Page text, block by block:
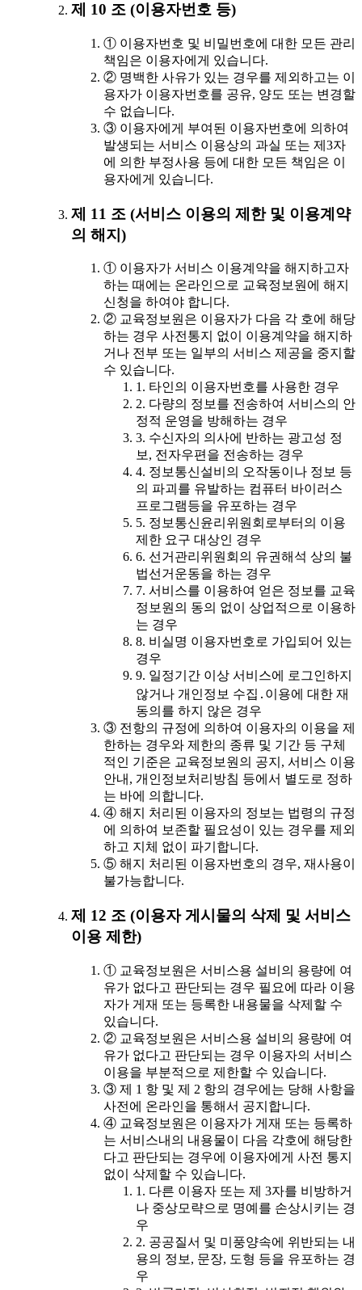
제 10 조 (이용자번호 등)
① 이용자번호 및 비밀번호에 대한 모든 관리
책임은 이용자에게 있습니다.
② 명백한 사유가 있는 경우를 제외하고는 이
용자가 이용자번호를 공유, 양도 또는 변경할
수 없습니다.
③ 이용자에게 부여된 이용자번호에 의하여
발생되는 서비스 이용상의 과실 또는 제3자
에 의한 부정사용 등에 대한 모든 책임은 이
용자에게 있습니다.
제 11 조 (서비스 이용의 제한 및 이용계약
의 해지)
① 이용자가 서비스 이용계약을 해지하고자
하는 때에는 온라인으로 교육정보원에 해지
신청을 하여야 합니다.
② 교육정보원은 이용자가 다음 각 호에 해당
하는 경우 사전통지 없이 이용계약을 해지하
거나 전부 또는 일부의 서비스 제공을 중지할
수 있습니다.
1. 타인의 이용자번호를 사용한 경우
2. 다량의 정보를 전송하여 서비스의 안
정적 운영을 방해하는 경우
3. 수신자의 의사에 반하는 광고성 정
보, 전자우편을 전송하는 경우
4. 정보통신설비의 오작동이나 정보 등
의 파괴를 유발하는 컴퓨터 바이러스
프로그램등을 유포하는 경우
5. 정보통신윤리위원회로부터의 이용
제한 요구 대상인 경우
6. 선거관리위원회의 유권해석 상의 불
법선거운동을 하는 경우
7. 서비스를 이용하여 얻은 정보를 교육
정보원의 동의 없이 상업적으로 이용하
는 경우
8. 비실명 이용자번호로 가입되어 있는
경우
9. 일정기간 이상 서비스에 로그인하지
않거나 개인정보 수집․이용에 대한 재
동의를 하지 않은 경우
③ 전항의 규정에 의하여 이용자의 이용을 제
한하는 경우와 제한의 종류 및 기간 등 구체
적인 기준은 교육정보원의 공지, 서비스 이용
안내, 개인정보처리방침 등에서 별도로 정하
는 바에 의합니다.
④ 해지 처리된 이용자의 정보는 법령의 규정
에 의하여 보존할 필요성이 있는 경우를 제외
하고 지체 없이 파기합니다.
⑤ 해지 처리된 이용자번호의 경우, 재사용이
불가능합니다.
제 12 조 (이용자 게시물의 삭제 및 서비스
이용 제한)
① 교육정보원은 서비스용 설비의 용량에 여
유가 없다고 판단되는 경우 필요에 따라 이용
자가 게재 또는 등록한 내용물을 삭제할 수
있습니다.
② 교육정보원은 서비스용 설비의 용량에 여
유가 없다고 판단되는 경우 이용자의 서비스
이용을 부분적으로 제한할 수 있습니다.
③ 제 1 항 및 제 2 항의 경우에는 당해 사항을
사전에 온라인을 통해서 공지합니다.
④ 교육정보원은 이용자가 게재 또는 등록하
는 서비스내의 내용물이 다음 각호에 해당한
다고 판단되는 경우에 이용자에게 사전 통지
없이 삭제할 수 있습니다.
1. 다른 이용자 또는 제 3자를 비방하거
나 중상모략으로 명예를 손상시키는 경
우
2. 공공질서 및 미풍양속에 위반되는 내
용의 정보, 문장, 도형 등을 유포하는 경
우